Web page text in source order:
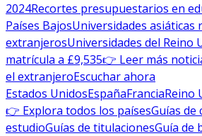
2024Recortes presupuestarios en
Países BajosUniversidades asiáticas
extranjerosUniversidades del Reino
matrícula a £9,535👉 Leer más
el extranjeroEscuchar ahora
Estados UnidosEspañaFranciaReino
👉 Explora todos los paísesGuías de
estudioGuías de titulacionesGuía de